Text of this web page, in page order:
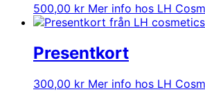
500,00 kr Mer info hos LH
Presentkort
300,00 kr Mer info hos LH